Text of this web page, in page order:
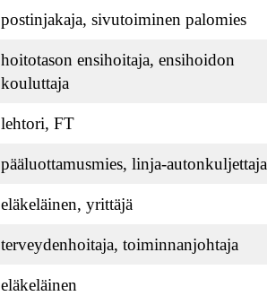
postinjakaja, sivutoiminen palomies
hoitotason ensihoitaja, ensihoidon
kouluttaja
lehtori, FT
pääluottamusmies, linja-autonkuljettaja
eläkeläinen, yrittäjä
terveydenhoitaja, toiminnanjohtaja
eläkeläinen